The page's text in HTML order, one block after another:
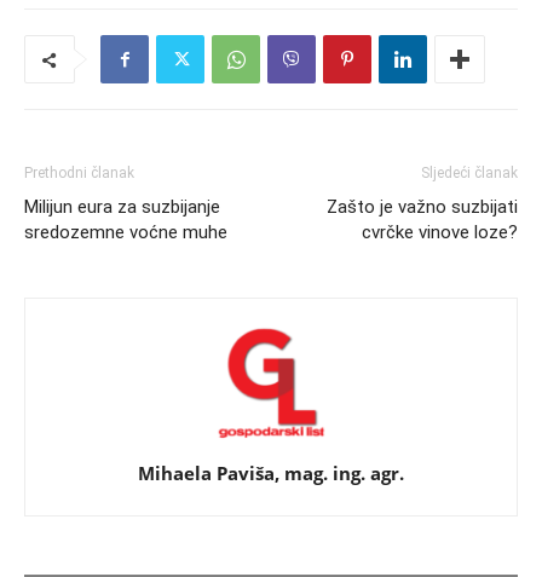
Prethodni članak
Milijun eura za suzbijanje
sredozemne voćne muhe
Sljedeći članak
Zašto je važno suzbijati
cvrčke vinove loze?
Mihaela Paviša, mag. ing. agr.